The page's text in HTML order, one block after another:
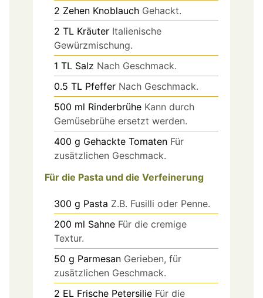
2 Zehen Knoblauch Gehackt.
2 TL Kräuter Italienische
Gewürzmischung.
1 TL Salz Nach Geschmack.
0.5 TL Pfeffer Nach Geschmack.
500 ml Rinderbrühe Kann durch
Gemüsebrühe ersetzt werden.
400 g Gehackte Tomaten Für
zusätzlichen Geschmack.
Für die Pasta und die Verfeinerung
300 g Pasta Z.B. Fusilli oder Penne.
200 ml Sahne Für die cremige
Textur.
50 g Parmesan Gerieben, für
zusätzlichen Geschmack.
2 EL Frische Petersilie Für die